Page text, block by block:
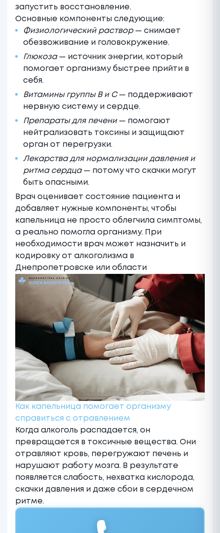
запустить восстановление.
Основные компоненты следующие:
Физиологический раствор— снимает
обезвоживание и головокружение.
Глюкоза— источник энергии, который
помогает организму быстрее прийти в
себя.
Витамины группы B и C— поддерживают
нервную систему и сердце.
Препараты для печени— помогают
нейтрализовать токсины и защищают
орган от перегрузки.
Лекарства для нормализации давления и
ритма сердца— потому что скачки могут
быть опасными.
Врач оценивает состояние пациента и
добавляет нужные компоненты, чтобы
капельница не просто облегчила симптомы,
а реально помогла организму. При
необходимости врач может назначить и
кодировку от алкоголизма в
Днепропетровске или области
Как капельница помогает организму
справиться с отравлением
Когда алкоголь распадается, он
превращается в токсичные вещества. Они
отравляют кровь, перегружают печень и
нарушают работу мозга. В результате
появляется слабость, нехватка кислорода,
скачки давления и даже сбои в сердечном
ритме.